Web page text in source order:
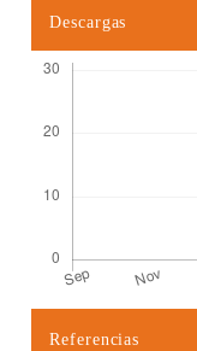
Descargas
Referencias